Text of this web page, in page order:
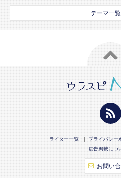
テーマ一覧
ライター一覧 プライバシー
広告掲載につ
お問い